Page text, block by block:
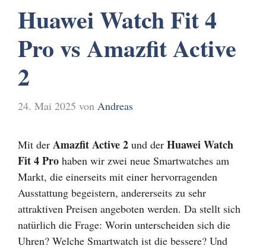
Huawei Watch Fit 4
Pro vs Amazfit Active
2
24. Mai 2025 von Andreas
Mit der Amazfit Active 2 und der Huawei Watch
Fit 4 Pro haben wir zwei neue Smartwatches am
Markt, die einerseits mit einer hervorragenden
Ausstattung begeistern, andererseits zu sehr
attraktiven Preisen angeboten werden. Da stellt sich
natürlich die Frage: Worin unterscheiden sich die
Uhren? Welche Smartwatch ist die bessere? Und